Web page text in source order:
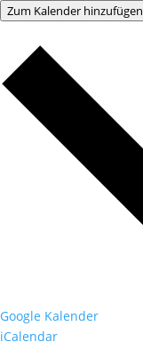
Zum Kalender hinzufügen
Google Kalender
iCalendar